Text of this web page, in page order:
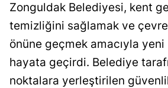
Zonguldak Belediyesi, kent
temizliğini sağlamak ve
önüne geçmek amacıyla yeni
hayata geçirdi. Belediye
noktalara yerleştirilen